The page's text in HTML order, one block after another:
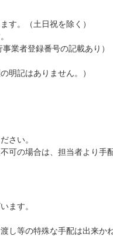
す。（土日祝を除く）
業者登録番号の記載あり）
明記はありません。）
さい。
可の場合は、担当者より手
ます。
し等の特殊な手配は出来かね